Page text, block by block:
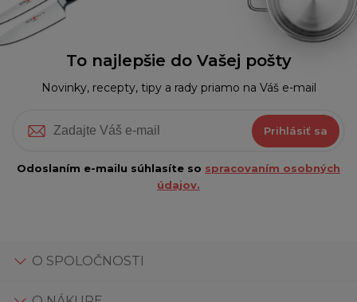
To najlepšie do Vašej pošty
Novinky, recepty, tipy a rady priamo na Váš e-mail
Prihlásiť sa
Odoslaním e-mailu súhlasíte so spracovaním osobných
údajov.
O SPOLOČNOSTI